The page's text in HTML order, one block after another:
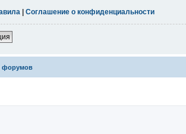
| Соглашение о конфиденциальности
форумов